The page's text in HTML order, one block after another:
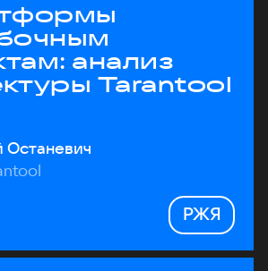
анализ
Tarantool
Останевич
РЖЯ